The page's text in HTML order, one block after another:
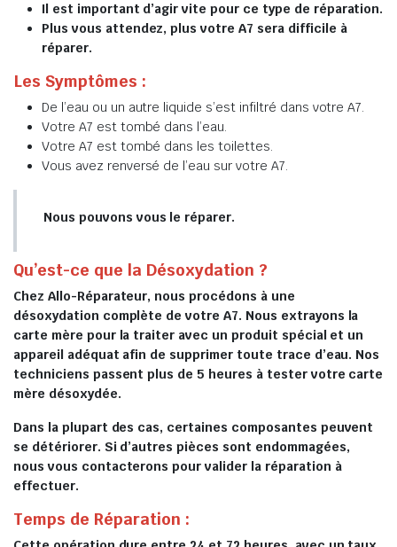
Il est important d’agir vite pour ce type de réparation.
Plus vous attendez, plus votre A7 sera difficile à
réparer.
Les Symptômes :
De l’eau ou un autre liquide s’est infiltré dans votre A7.
Votre A7 est tombé dans l’eau.
Votre A7 est tombé dans les toilettes.
Vous avez renversé de l’eau sur votre A7.
Nous pouvons vous le réparer.
Qu’est-ce que la Désoxydation ?
Chez Allo-Réparateur, nous procédons à une
désoxydation complète de votre A7. Nous extrayons la
carte mère pour la traiter avec un produit spécial et un
appareil adéquat afin de supprimer toute trace d’eau. Nos
techniciens passent plus de 5 heures à tester votre carte
mère désoxydée.
Dans la plupart des cas, certaines composantes peuvent
se détériorer. Si d’autres pièces sont endommagées,
nous vous contacterons pour valider la réparation à
effectuer.
Temps de Réparation :